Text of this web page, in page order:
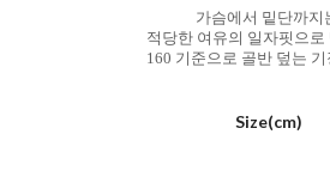
가슴에서 밑단까지
적당한 여유의 일자핏으로
160 기준으로 골반 덮는 기
Size(cm)